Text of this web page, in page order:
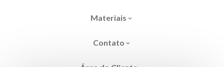
Materiais
Contato